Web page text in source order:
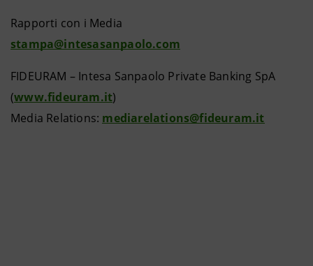
Rapporti con i Media
stampa@intesasanpaolo.com
FIDEURAM – Intesa Sanpaolo Private Banking SpA
(www.fideuram.it)
Media Relations: mediarelations@fideuram.it